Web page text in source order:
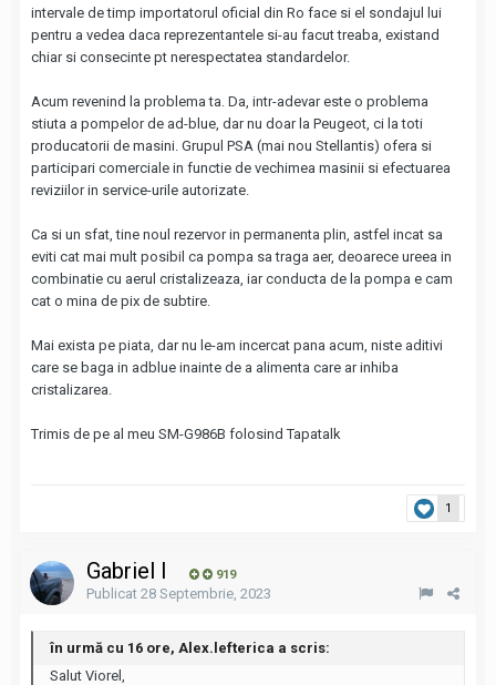
intervale de timp importatorul oficial din Ro face si el sondajul lui
pentru a vedea daca reprezentantele si-au facut treaba, existand
chiar si consecinte pt nerespectatea standardelor.
Acum revenind la problema ta. Da, intr-adevar este o problema
stiuta a pompelor de ad-blue, dar nu doar la Peugeot, ci la toti
producatorii de masini. Grupul PSA (mai nou Stellantis) ofera si
participari comerciale in functie de vechimea masinii si efectuarea
reviziilor in service-urile autorizate.
Ca si un sfat, tine noul rezervor in permanenta plin, astfel incat sa
eviti cat mai mult posibil ca pompa sa traga aer, deoarece ureea in
combinatie cu aerul cristalizeaza, iar conducta de la pompa e cam
cat o mina de pix de subtire.
Mai exista pe piata, dar nu le-am incercat pana acum, niste aditivi
care se baga in adblue inainte de a alimenta care ar inhiba
cristalizarea.
Trimis de pe al meu SM-G986B folosind Tapatalk
1
Gabriel I 919
Publicat 28 Septembrie, 2023
în urmă cu 16 ore, Alex.lefterica a scris:
Salut Viorel,